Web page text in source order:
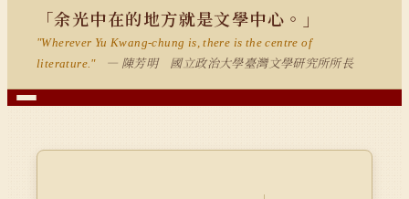
「余光中在的地方就是文學中心。」
"Wherever Yu Kwang-chung is, there is the centre of
literature."
— 陳芳明 國立政治大學臺灣文學研究所所長